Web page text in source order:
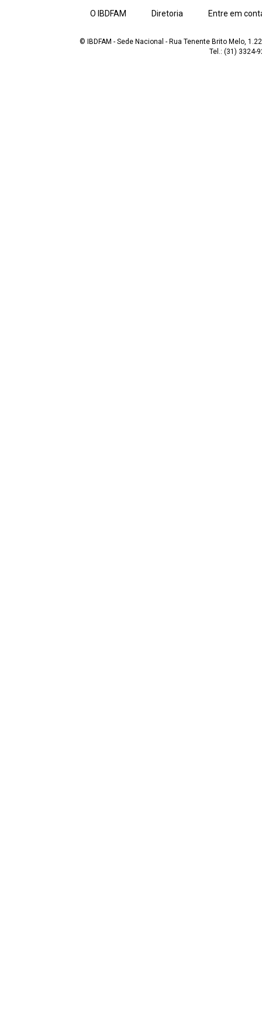
O IBDFAM Diretoria Entre em
© IBDFAM - Sede Nacional - Rua Tenente Brito Melo,
Tel.: (31) 3324-